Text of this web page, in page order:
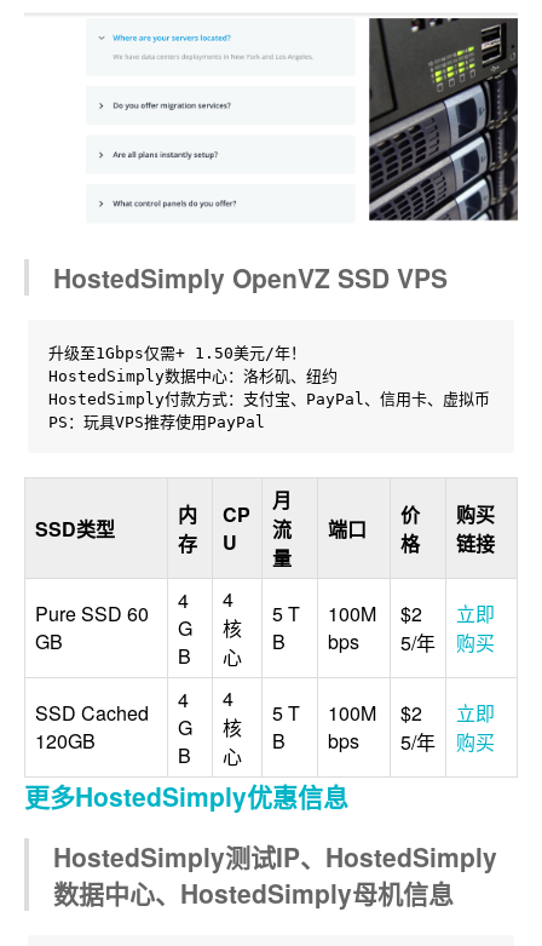
HostedSimply OpenVZ SSD VPS
升级至1Gbps仅需+ 1.50美元/年！
HostedSimply数据中心：洛杉矶、纽约
HostedSimply付款方式：支付宝、PayPal、信用卡、虚拟币
PS：玩具VPS推荐使用PayPal
SSD类型
内
存
CP
U
月
流
量
端口
价
格
购买
链接
Pure SSD 60
GB
4
G
B
4
核
心
5 T
B
100M
bps
$2
5/年
立即
购买
SSD Cached
120GB
4
G
B
4
核
心
5 T
B
100M
bps
$2
5/年
立即
购买
更多HostedSimply优惠信息
HostedSimply测试IP、HostedSimply
数据中心、HostedSimply母机信息